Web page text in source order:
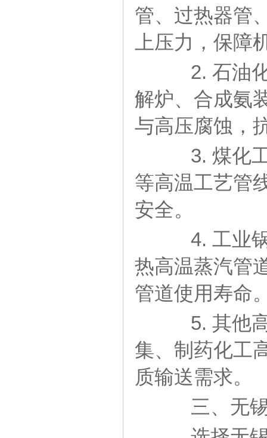
管、过热器管
上压力，保障
2. 石油化
解炉、合成氨
与高压腐蚀，
3. 煤化工
等高温工艺管
安全。
4. 工业锅
热高温蒸汽管
管道使用寿命
5. 其他高
集、制药化工
质输送需求。
三、无锡